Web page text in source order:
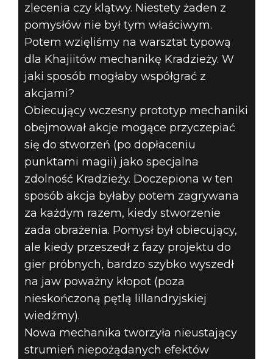
zlecenia czy klątwy. Niestety żaden z
pomysłów nie był tym właściwym.
Potem wzięliśmy na warsztat typową
dla Khajiitów mechanikę Kradzieży. W
jaki sposób mogłaby współgrać z
akcjami?
Obiecujący wczesny prototyp mechaniki
obejmował akcje mogące przyczepiać
się do stworzeń (po dopłaceniu
punktami magii) jako specjalna
zdolność Kradzieży. Doczepiona w ten
sposób akcja byłaby potem zagrywana
za każdym razem, kiedy stworzenie
zada obrażenia. Pomysł był obiecujący,
ale kiedy przeszedł z fazy projektu do
gier próbnych, bardzo szybko wyszedł
na jaw poważny kłopot (poza
nieskończoną pętlą lillandryjskiej
wiedźmy).
Nowa mechanika tworzyła nieustający
strumień niepożądanych efektów